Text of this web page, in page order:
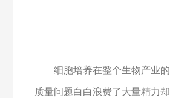
细胞培养在整个生物产业的
质量问题白白浪费了大量精力